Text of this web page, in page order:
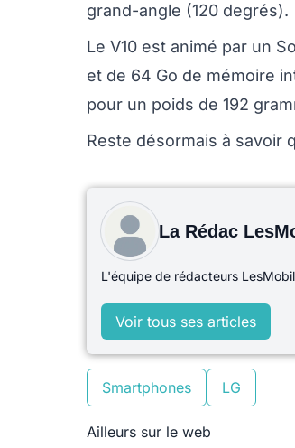
grand-angle (120 degrés).
Le V10 est animé par un
et de 64 Go de mémoire
pour un poids de 192
Reste désormais à savoir
La Rédac
L'équipe de rédacteurs
Voir tous ses articles
Smartphones LG
Ailleurs sur le web